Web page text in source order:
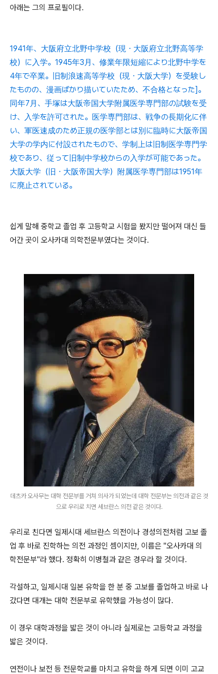
아래는 그의 프로필이다.
1941年、大阪府立北野中学校（現・大阪府立北野高等学
校）に入学。1945年3月、修業年限短縮により北野中学を
4年で卒業。旧制浪速高等学校（現・大阪大学）を受験し
たものの、漫画ばかり描いていたため、不合格となった]。
同年7月、手塚は大阪帝国大学附属医学専門部の試験を受
け、入学を許可された。医学専門部は、戦争の長期化に伴
い、軍医速成のため正規の医学部とは別に臨時に大阪帝国
大学の学内に付設されたもので、学制上は旧制医学専門学
校であり、従って旧制中学校からの入学が可能であった。
大阪大学（旧・大阪帝国大学）附属医学専門部は1951年
に廃止されている。
쉽게 말해 중학교 졸업 후 고등학교 시험을 봤지만 떨어져 대신 들
어간 곳이 오사카대 의학전문부였다는 것이다.
데츠카 오사무는 대학 전문부를 거쳐 의사가 되었는데 대학 전문부는 의전과 같은 것
으로 우리로 치면 세브란스 의전 같은 것이다.
우리로 친다면 일제시대 세브란스 의전이나 경성의전처럼 고보 졸
업 후 바로 진학하는 의전 과정인 셈이지만, 이름은 "오사카대 의
학전문부"라 했다. 정확히 이병철과 같은 경우라 할 것이다.
각설하고, 일제시대 일본 유학을 한 분 중 고보를 졸업하고 바로 나
갔다면 대개는 대학 전문부로 유학했을 가능성이 많다.
이 경우 대학과정을 밟은 것이 아니라 실제로는 고등학교 과정을
밟은 것이다.
연전이나 보전 등 전문학교를 마치고 유학을 하게 되면 이미 고교